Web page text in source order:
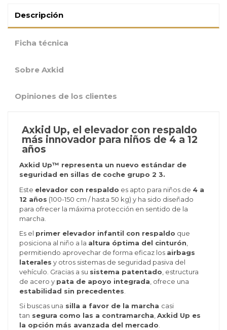
Descripción
Ficha técnica
Sobre Axkid
Opiniones de los clientes
Axkid Up, el elevador con respaldo
más innovador para niños de 4 a 12
años
Axkid Up™ representa un nuevo estándar de
seguridad en sillas de coche grupo 2 3.
Este elevador con respaldo es apto para niños de 4 a
12 años (100-150 cm / hasta 50 kg) y ha sido diseñado
para ofrecer la máxima protección en sentido de la
marcha.
Es el primer elevador infantil con respaldo que
posiciona al niño a la altura óptima del cinturón
permitiendo aprovechar de forma eficaz los airbags
laterales y otros sistemas de seguridad pasiva del
vehículo. Gracias a su sistema patentado , estructura
de acero y pata de apoyo integrada , ofrece una
estabilidad sin precedentes
Si buscas una silla a favor de la marcha casi
tan segura como las a contramarcha,Axkid Up es
la opción más avanzada del mercado.